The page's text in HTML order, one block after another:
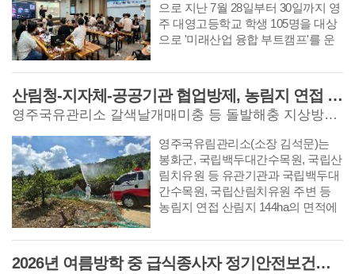
으로 지난 7월 28일부터 30일까지 영
주 대영고등학교 학생 105명을 대상
으로 '미래산업 융합 부트캠프'를 운
그램은 지역
산림청-지자체-공공기관 협업방제, 농림지 연접 산림내 돌발해충 공동대응
영주국유관리소 갈색날개매미충 등 돌발해충 지상방제 실시
영주국유림관리소(소장 김석문)는
봉화군, 국립백두대간수목원, 국립산
림치유원 등 유관기관과 국립백두대
간수목원, 국립산림치유원 주변 등
농림지 연접 산림지 144ha의 면적에
까지 돌발병해충
2026년 여름방학 중 급식종사자 정기안전보건교육 실시